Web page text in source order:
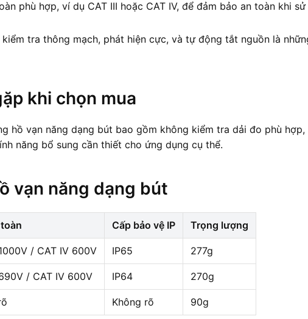
phù hợp, ví dụ CAT III hoặc CAT IV, để đảm bảo an toàn khi sử
kiểm tra thông mạch, phát hiện cực, và tự động tắt nguồn là
khi chọn mua
hồ vạn năng dạng bút bao gồm không kiểm tra dải đo phù hợp,
năng bổ sung cần thiết cho ứng dụng cụ thể.
vạn năng dạng bút
Cấp bảo vệ IP Trọng lượng
/ CAT IV 600V IP65 277g
/ CAT IV 600V IP64 270g
Không rõ 90g